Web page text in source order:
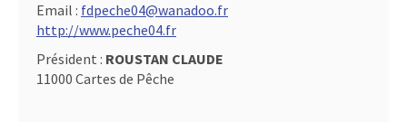
Email : fdpeche04@wanadoo.fr
http://www.peche04.fr
Président : ROUSTAN CLAUDE
11000 Cartes de Pêche